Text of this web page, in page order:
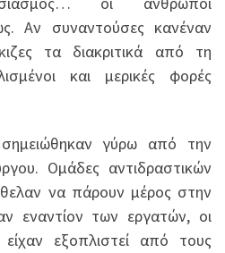
Αν συναντούσες κανέναν
τα διακριτικά από τη
και μερικές φορές
σημειώθηκαν γύρω από την
Ομάδες αντιδραστικών
να πάρουν μέρος στην
εναντίον των εργατών, οι
εξοπλιστεί από τους